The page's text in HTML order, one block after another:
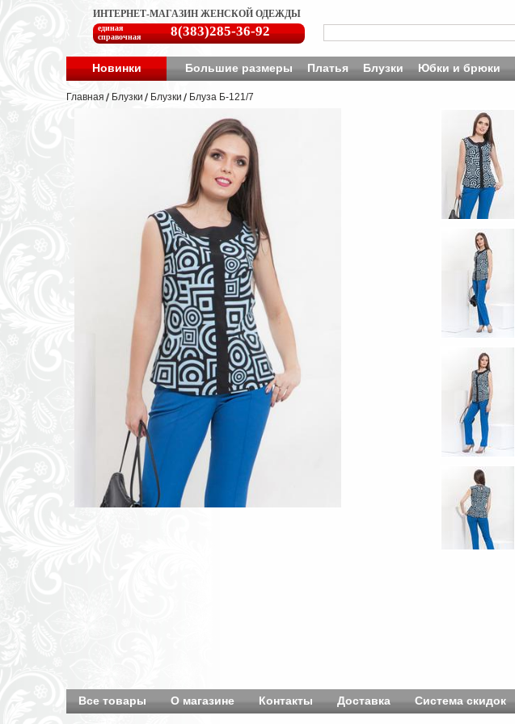
ИНТЕРНЕТ-МАГАЗИН ЖЕНСКОЙ ОДЕЖДЫ
единая
справочная
8(383)285-36-92
Новинки Большие размеры Платья Блузки Юбки и брюки
Главная Блузки Блузки Блуза Б-121/7
Все товары О магазине Контакты Доставка Система скидок